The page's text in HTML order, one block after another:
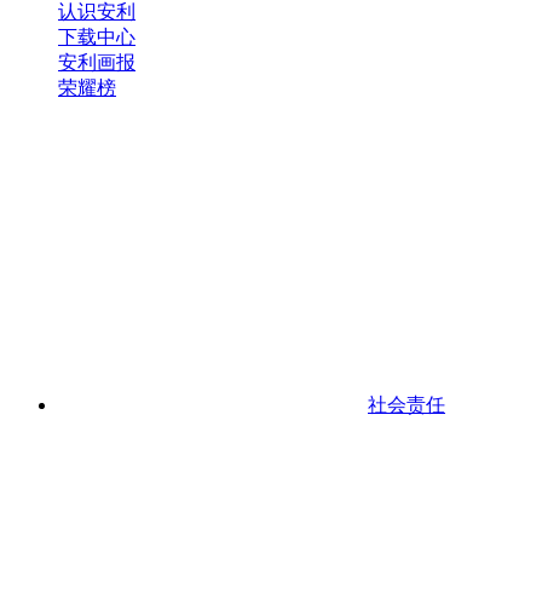
认识安利
下载中心
安利画报
荣耀榜
社会责任